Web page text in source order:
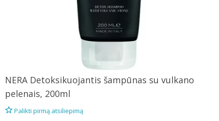
NERA Detoksikuojantis šampūnas su vulkano
pelenais, 200ml
Palikti pirmą atsiliepimą